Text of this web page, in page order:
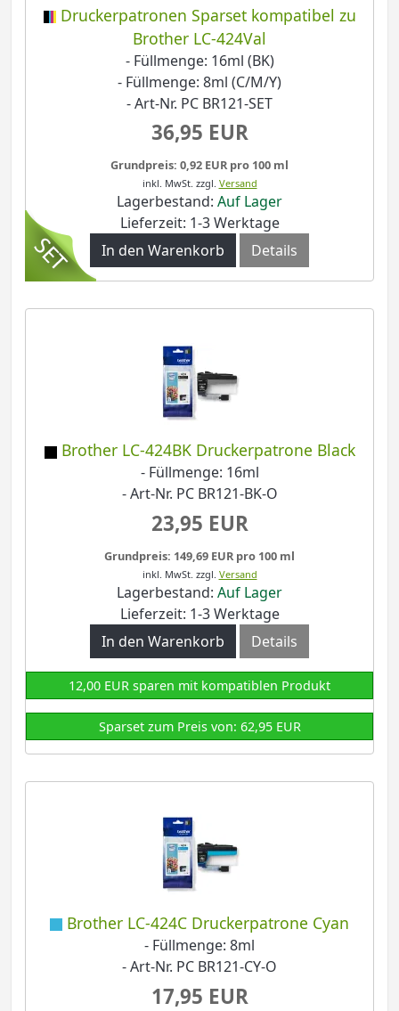
Druckerpatronen Sparset kompatibel zu
Brother LC-424Val
- Füllmenge: 16ml (BK)
- Füllmenge: 8ml (C/M/Y)
- Art-Nr. PC BR121-SET
36,95 EUR
Grundpreis: 0,92 EUR pro 100 ml
inkl. MwSt. zzgl. Versand
Lagerbestand: Auf Lager
Lieferzeit: 1-3 Werktage
In den Warenkorb
Details
Brother LC-424BK Druckerpatrone Black
- Füllmenge: 16ml
- Art-Nr. PC BR121-BK-O
23,95 EUR
Grundpreis: 149,69 EUR pro 100 ml
inkl. MwSt. zzgl. Versand
Lagerbestand: Auf Lager
Lieferzeit: 1-3 Werktage
In den Warenkorb
Details
12,00 EUR sparen mit kompatiblen Produkt
Sparset zum Preis von: 62,95 EUR
Brother LC-424C Druckerpatrone Cyan
- Füllmenge: 8ml
- Art-Nr. PC BR121-CY-O
17,95 EUR